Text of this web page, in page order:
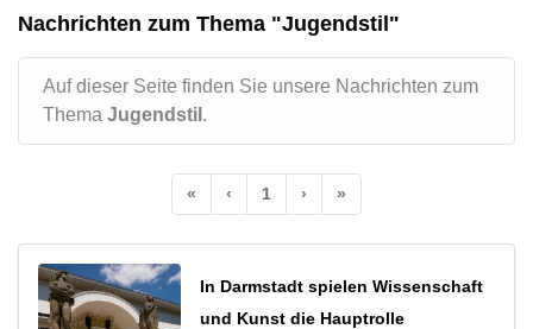
Nachrichten zum Thema "Jugendstil"
Auf dieser Seite finden Sie unsere Nachrichten zum
Thema Jugendstil .
« ‹ 1 › »
In Darmstadt spielen Wissenschaft
und Kunst die Hauptrolle